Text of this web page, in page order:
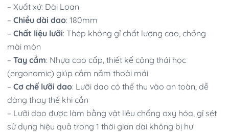
– Xuất xứ: Đài Loan
– Chiều dài dao: 180mm
– Chất liệu lưỡi: Thép không gỉ chất lượng cao, chống
mài mòn
– Tay cầm: Nhựa cao cấp, thiết kế công thái học
(ergonomic) giúp cầm nắm thoải mái
– Cơ chế lưỡi dao: Lưỡi dao có thể thu vào an toàn, dễ
dàng thay thế khi cần
– Lưỡi dao được làm bằng vật liệu chống oxy hóa, gỉ sét
sử dụng hiệu quả trong 1 thời gian dài không bị hư